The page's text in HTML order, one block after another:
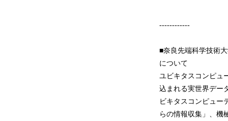
------------
■奈良先端科学技術
について
ユビキタスコンピュ
込まれる実世界デー
ビキタスコンピュー
らの情報収集」、機